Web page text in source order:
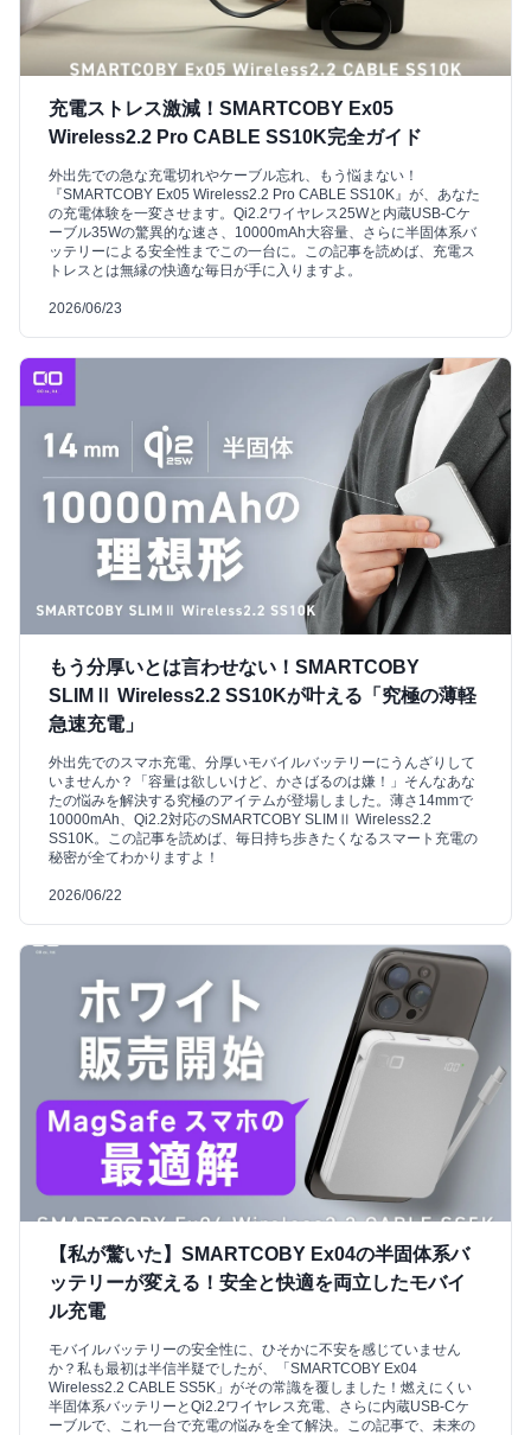
充電ストレス激減！SMARTCOBY Ex05
Wireless2.2 Pro CABLE SS10K完全ガイド
外出先での急な充電切れやケーブル忘れ、もう悩まない！
『SMARTCOBY Ex05 Wireless2.2 Pro CABLE SS10K』が、あなた
の充電体験を一変させます。Qi2.2ワイヤレス25Wと内蔵USB-Cケ
ーブル35Wの驚異的な速さ、10000mAh大容量、さらに半固体系バ
ッテリーによる安全性までこの一台に。この記事を読めば、充電ス
トレスとは無縁の快適な毎日が手に入りますよ。
2026/06/23
もう分厚いとは言わせない！SMARTCOBY
SLIMⅡ Wireless2.2 SS10Kが叶える「究極の薄軽
急速充電」
外出先でのスマホ充電、分厚いモバイルバッテリーにうんざりして
いませんか？「容量は欲しいけど、かさばるのは嫌！」そんなあな
たの悩みを解決する究極のアイテムが登場しました。薄さ14mmで
10000mAh、Qi2.2対応のSMARTCOBY SLIMⅡ Wireless2.2
SS10K。この記事を読めば、毎日持ち歩きたくなるスマート充電の
秘密が全てわかりますよ！
2026/06/22
【私が驚いた】SMARTCOBY Ex04の半固体系バ
ッテリーが変える！安全と快適を両立したモバイ
ル充電
モバイルバッテリーの安全性に、ひそかに不安を感じていません
か？私も最初は半信半疑でしたが、「SMARTCOBY Ex04
Wireless2.2 CABLE SS5K」がその常識を覆しました！燃えにくい
半固体系バッテリーとQi2.2ワイヤレス充電、さらに内蔵USB-Cケ
ーブルで、これ一台で充電の悩みを全て解決。この記事で、未来の